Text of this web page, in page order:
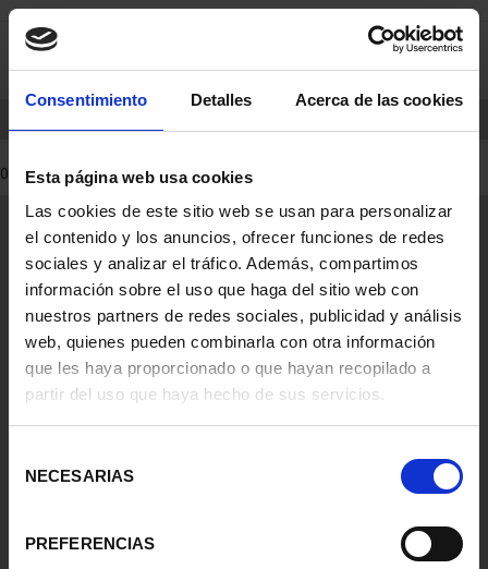
Consentimiento Detalles Acerca de las cookies
Esta página web usa cookies
Las cookies de este sitio web se usan para personalizar
el contenido y los anuncios, ofrecer funciones de redes
sociales y analizar el tráfico. Además, compartimos
información sobre el uso que haga del sitio web con
nuestros partners de redes sociales, publicidad y análisis
web, quienes pueden combinarla con otra información
que les haya proporcionado o que hayan recopilado a
partir del uso que haya hecho de sus servicios.
NECESARIAS
PREFERENCIAS
saltar
contenido
Saltar
men
0
0 Productos encontrados
Información General
Contacto
Preguntas Frequentes (FAQs)
Aviso Legal
Condiciones Legales